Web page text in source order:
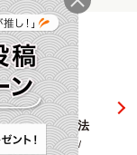
るお支払い方法
レジット/PayPay/